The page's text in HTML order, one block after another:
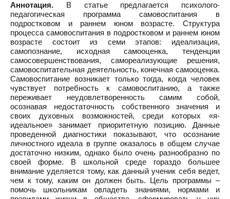
Аннотация. В статье предлагается психолого-
педагогическая программа самовоспитания в
подростковом и раннем юном возрасте. Структура
процесса самовоспитания в подростковом и раннем юном
возрасте состоит из семи этапов: идеализация,
самопознание, исходная самооценка, тенденции
самосовершенствования, самореализующие решения,
самовоспитательная деятельность, конечная самооценка.
Самовоспитание возникает только тогда, когда человек
чувствует потребность к самовоспитанию, а также
переживает неудовлетворенность самим собой,
осознавая недостаточность собственного значения и
своих духовных возможностей, среди которых «я-
идеальное» занимает приоритетную позицию. Данные
проведенной диагностики показывают, что осознание
личностного идеала в группе оказалось в общем случае
достаточно низким, однако было очень разнообразно по
своей форме. В школьной среде гораздо большее
внимание уделяется тому, как данный ученик себя ведет,
чем к тому, каким он должен быть. Цель программы –
помочь школьникам овладеть знаниями, нормами и